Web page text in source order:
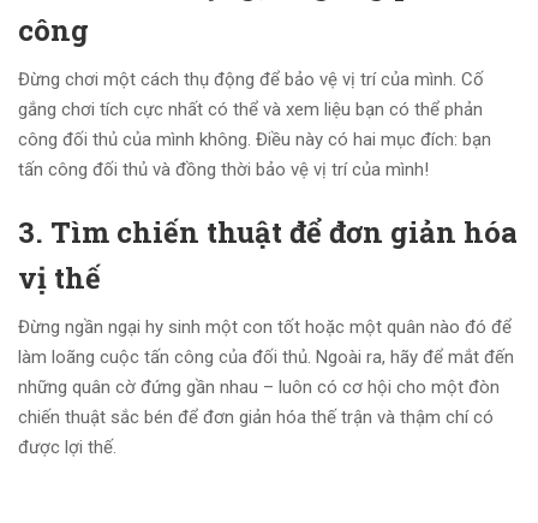
công
Đừng chơi một cách thụ động để bảo vệ vị trí của mình. Cố
gắng chơi tích cực nhất có thể và xem liệu bạn có thể phản
công đối thủ của mình không. Điều này có hai mục đích: bạn
tấn công đối thủ và đồng thời bảo vệ vị trí của mình!
3. Tìm chiến thuật để đơn giản hóa
vị thế
Đừng ngần ngại hy sinh một con tốt hoặc một quân nào đó để
làm loãng cuộc tấn công của đối thủ. Ngoài ra, hãy để mắt đến
những quân cờ đứng gần nhau – luôn có cơ hội cho một đòn
chiến thuật sắc bén để đơn giản hóa thế trận và thậm chí có
được lợi thế.